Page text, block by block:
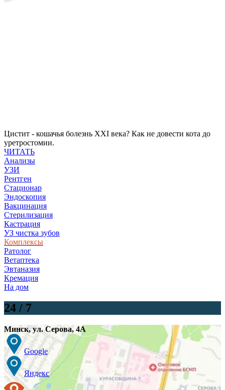
Цистит - кошачья болезнь XXI века? Как не довести кота до
уретростомии.
ЧИТАТЬ
Анализы
УЗИ
Рентген
Стационар
Эндоскопия
Вакцинация
Стерилизация
Кастрация
УЗ чистка зубов
Комплексы
Ратолог
Ветаптека
Эвтаназия
Кремация
На дом
24 / 7
Минск,ул. Серова, 4А
Google
Яндекс